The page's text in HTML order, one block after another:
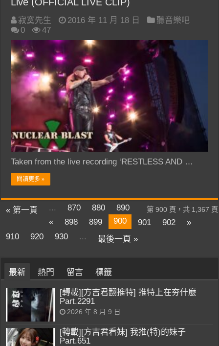
寂寞先生 2016 年 11 月 18 日
聽音樂吧
0
47
Taken from the live recording ‘RESTLESS AND …
閱讀更多 »
第 900 頁，共 1,367 頁
« 第一頁 ... 870 880
890
«
898 899 900 901 902
»
910
920 930 ... 最後一頁 »
最新 熱門 留言 標籤
[轉載][方吉君翻推特] 推特上在夯什麼
Part.2291
2026 年 8 月 9 日
[轉載][方吉君看妹] 我推(特)的妹子
Part.651